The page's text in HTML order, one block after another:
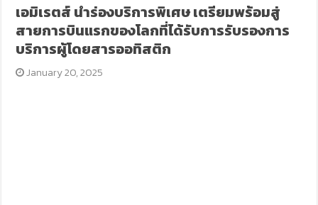
เอมิเรตส์ นำร่องบริการพิเศษ เตรียมพร้อมสู่
สายการบินแรกของโลกที่ได้รับการรับรองการ
บริการผู้โดยสารออทิสติก
January 20, 2025